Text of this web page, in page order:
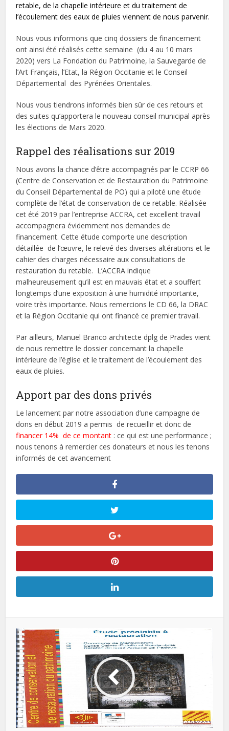
retable, de la chapelle intérieure et du traitement de
l’écoulement des eaux de pluies viennent de nous parvenir.
Nous vous informons que cinq dossiers de financement
ont ainsi été réalisés cette semaine (du 4 au 10 mars
2020) vers La Fondation du Patrimoine, la Sauvegarde de
l’Art Français, l’Etat, la Région Occitanie et le Conseil
Départemental des Pyrénées Orientales.
Nous vous tiendrons informés bien sûr de ces retours et
des suites qu’apportera le nouveau conseil municipal après
les élections de Mars 2020.
Rappel des réalisations sur 2019
Nous avons la chance d’être accompagnés par le CCRP 66
(Centre de Conservation et de Restauration du Patrimoine
du Conseil Départemental de PO) qui a piloté une étude
complète de l’état de conservation de ce retable. Réalisée
cet été 2019 par l’entreprise ACCRA, cet excellent travail
accompagnera évidemment nos demandes de
financement. Cette étude comporte une description
détaillée de l’œuvre, le relevé des diverses altérations et le
cahier des charges nécessaire aux consultations de
restauration du retable. L’ACCRA indique
malheureusement qu’il est en mauvais état et a souffert
longtemps d’une exposition à une humidité importante,
voire très importante. Nous remercions le CD 66, la DRAC
et la Région Occitanie qui ont financé ce premier travail.
Par ailleurs, Manuel Branco architecte dplg de Prades vient
de nous remettre le dossier concernant la chapelle
intérieure de l’église et le traitement de l’écoulement des
eaux de pluies.
Apport par des dons privés
Le lancement par notre association d’une campagne de
dons en début 2019 a permis de recueillir et donc de
financer 14% de ce montant : ce qui est une performance ;
nous tenons à remercier ces donateurs et nous les tenons
informés de cet avancement